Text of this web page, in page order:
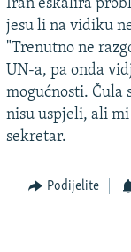
Iran eskalira
jesu li na vidiku
"Trenutno ne
UN-a, pa onda
mogućnosti. Čula
nisu uspjeli, ali
sekretar.
Podijelite